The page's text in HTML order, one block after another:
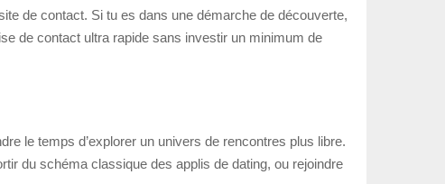
de contact. Si tu es dans une démarche de découverte,
de contact ultra rapide sans investir un minimum de
le temps d’explorer un univers de rencontres plus libre.
du schéma classique des applis de dating, ou rejoindre